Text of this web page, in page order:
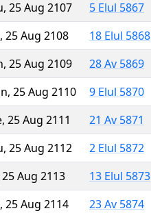
25 Aug 2107
5 Elul 5867
25 Aug 2108
18 Elul 5868
25 Aug 2109
28 Av 5869
25 Aug 2110
9 Elul 5870
25 Aug 2111
21 Av 5871
25 Aug 2112
2 Elul 5872
25 Aug 2113
13 Elul 5873
25 Aug 2114
23 Av 5874